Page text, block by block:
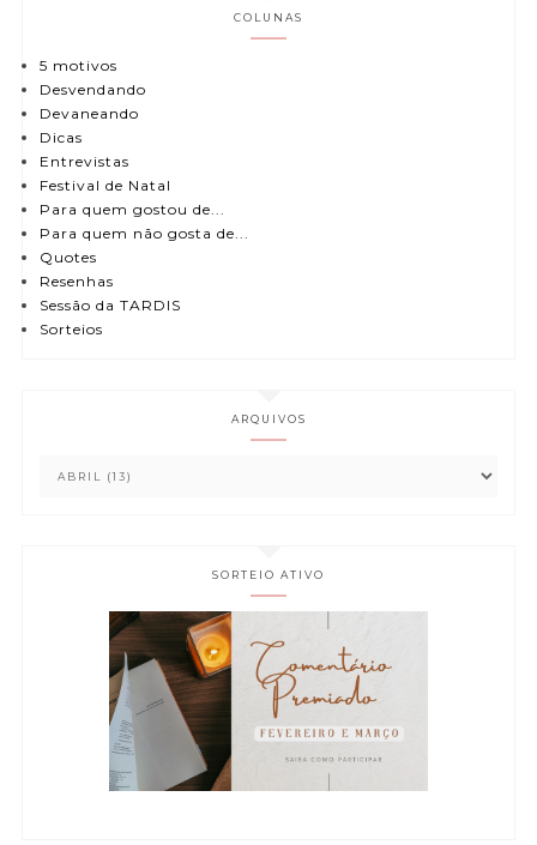
COLUNAS
5 motivos
Desvendando
Devaneando
Dicas
Entrevistas
Festival de Natal
Para quem gostou de...
Para quem não gosta de...
Quotes
Resenhas
Sessão da TARDIS
Sorteios
ARQUIVOS
SORTEIO ATIVO